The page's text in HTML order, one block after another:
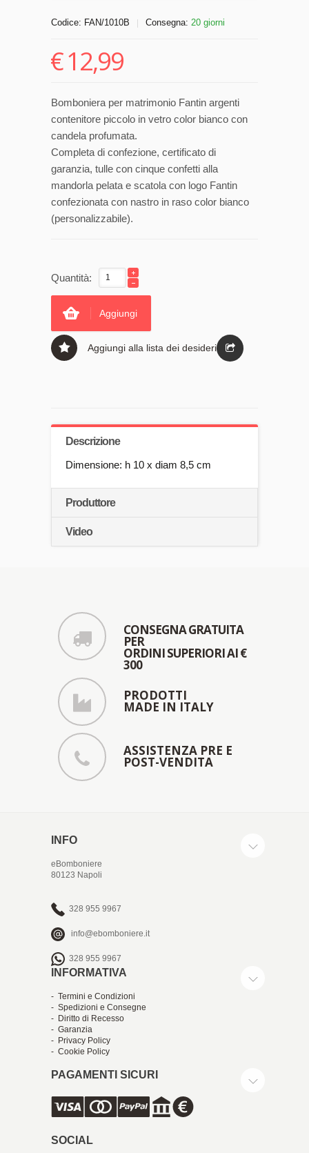
Codice: FAN/1010B Consegna: 20 giorni
€12,99
Bomboniera per matrimonio Fantin argenti
contenitore piccolo in vetro color bianco con
candela profumata.
Completa di confezione, certificato di
garanzia, tulle con cinque confetti alla
mandorla pelata e scatola con logo Fantin
confezionata con nastro in raso color bianco
(personalizzabile).
Quantità:
Aggiungi
Aggiungi alla lista dei desideri
Descrizione
Dimensione: h 10 x diam 8,5 cm
Produttore
Video
CONSEGNA GRATUITA
PER
ORDINI SUPERIORI AI €
300
PRODOTTI
MADE IN ITALY
ASSISTENZA PRE E
POST-VENDITA
INFO
eBomboniere
80123 Napoli
328 955 9967
info@ebomboniere.it
328 955 9967
INFORMATIVA
- Termini e Condizioni
- Spedizioni e Consegne
- Diritto di Recesso
- Garanzia
- Privacy Policy
- Cookie Policy
PAGAMENTI SICURI
SOCIAL